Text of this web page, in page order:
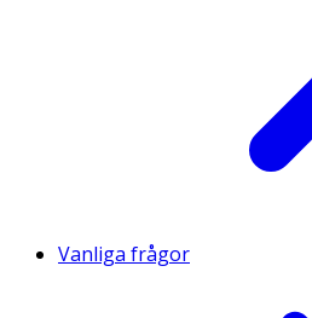
Vanliga frågor